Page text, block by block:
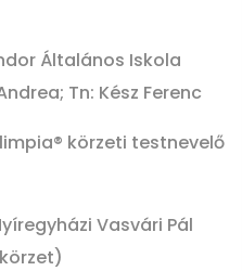
Általános Iskola
Tn: Kész Ferenc
körzeti testnevelő
Vasvári Pál